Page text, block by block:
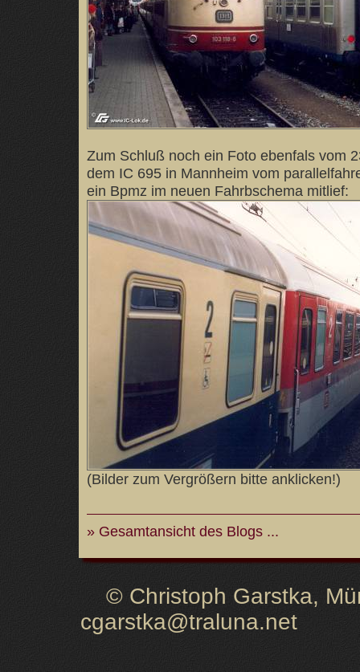
Zum Schluß noch ein Foto ebenfals vom
dem IC 695 in Mannheim vom
ein Bpmz im neuen Fahrbschema mitlief:
(Bilder zum Vergrößern bitte anklicken!)
» Gesamtansicht des Blogs ...
© Christoph Garstka,
cgarstka@traluna.net